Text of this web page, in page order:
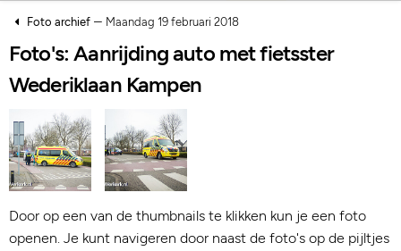
Foto archief– Maandag 19 februari 2018
Foto's: Aanrijding auto met fietsster
Wederiklaan Kampen
Door op een van de thumbnails te klikken kun je een foto
openen. Je kunt navigeren door naast de foto's op de pijltjes